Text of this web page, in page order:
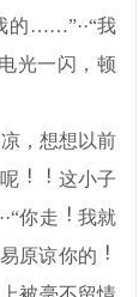
的……”··“我
光一闪，顿
，想想以前
这小子
··“你走
我就
原谅你的